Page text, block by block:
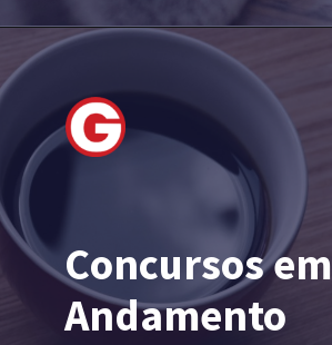
Concursos em
Andamento